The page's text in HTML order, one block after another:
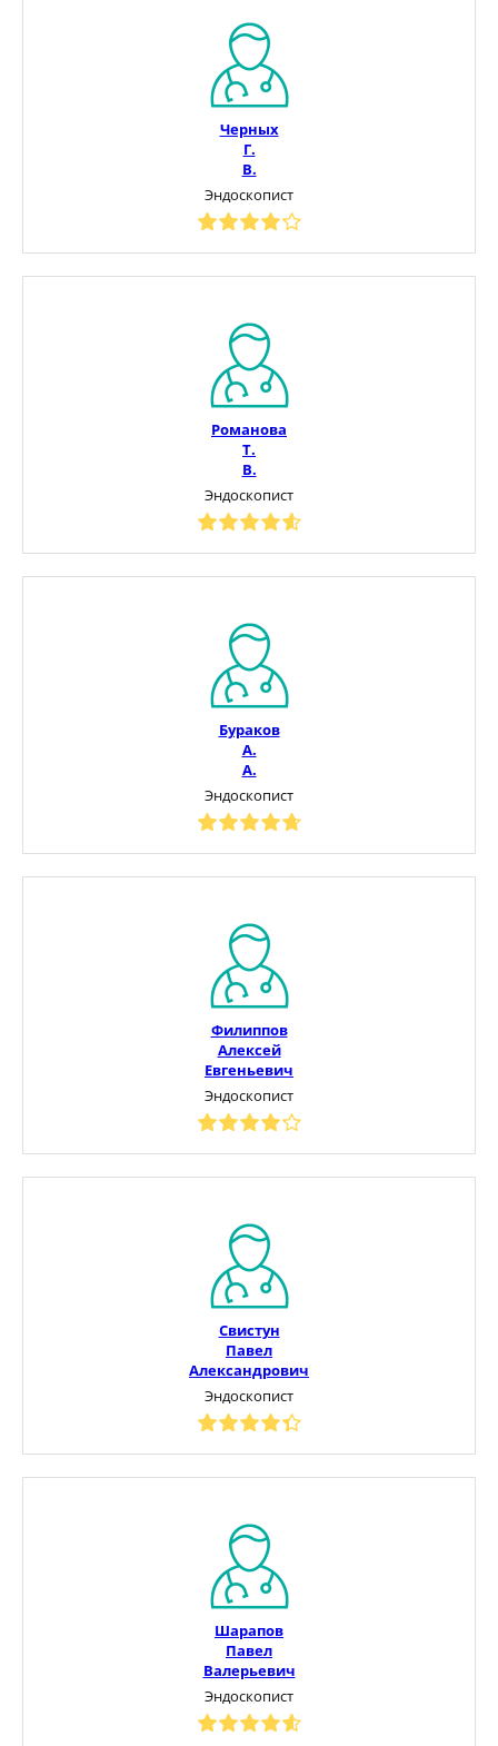
Черных
Г.
В.
Эндоскопист
Романова
Т.
В.
Эндоскопист
Бураков
А.
А.
Эндоскопист
Филиппов
Алексей
Евгеньевич
Эндоскопист
Свистун
Павел
Александрович
Эндоскопист
Шарапов
Павел
Валерьевич
Эндоскопист